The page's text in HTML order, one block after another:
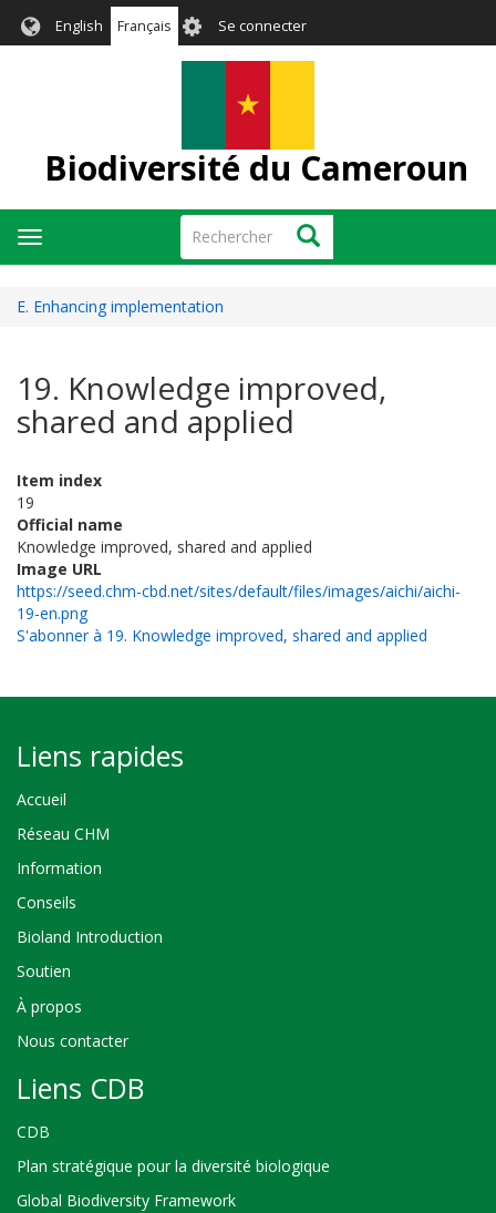
English Français User
account
Se connecter
Biodiversité du Cameroun
Rechercher Rechercher
Toggle
navigation
E. Enhancing implementation
19. Knowledge improved,
shared and applied
Item index
19
Official name
Knowledge improved, shared and applied
Image URL
https://seed.chm-cbd.net/sites/default/files/images/aichi/aichi-
19-en.png
S'abonner à 19. Knowledge improved, shared and applied
Liens rapides
Accueil
Réseau CHM
Information
Conseils
Bioland Introduction
Soutien
À propos
Nous contacter
Liens CDB
CDB
Plan stratégique pour la diversité biologique
Global Biodiversity Framework